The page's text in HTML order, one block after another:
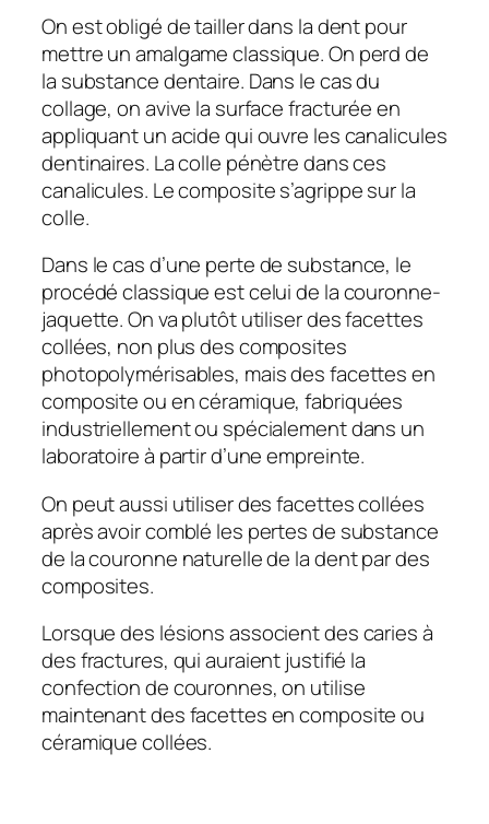
On est obligé de tailler dans la dent pour
mettre un amalgame classique. On perd de
la substance dentaire. Dans le cas du
collage, on avive la surface fracturée en
appliquant un acide qui ouvre les canalicules
dentinaires. La colle pénètre dans ces
canalicules. Le composite s’agrippe sur la
colle.
Dans le cas d’une perte de substance, le
procédé classique est celui de la couronne-
jaquette. On va plutôt utiliser des facettes
collées, non plus des composites
photopolymérisables, mais des facettes en
composite ou en céramique, fabriquées
industriellement ou spécialement dans un
laboratoire à partir d’une empreinte.
On peut aussi utiliser des facettes collées
après avoir comblé les pertes de substance
de la couronne naturelle de la dent par des
composites.
Lorsque des lésions associent des caries à
des fractures, qui auraient justifié la
confection de couronnes, on utilise
maintenant des facettes en composite ou
céramique collées.